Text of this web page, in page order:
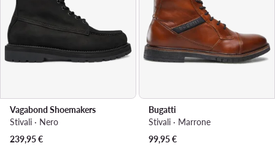
Vagabond Shoemakers
Stivali · Nero
239,95€
Bugatti
Stivali · Marrone
99,95€